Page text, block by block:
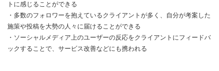
トに感じることができる
・多数のフォロワーを抱えているクライアントが多く、自分が考案した
施策や投稿を大勢の人々に届けることができる
・ソーシャルメディア上のユーザーの反応をクライアントにフィードバ
ックすることで、サービス改善などにも携われる